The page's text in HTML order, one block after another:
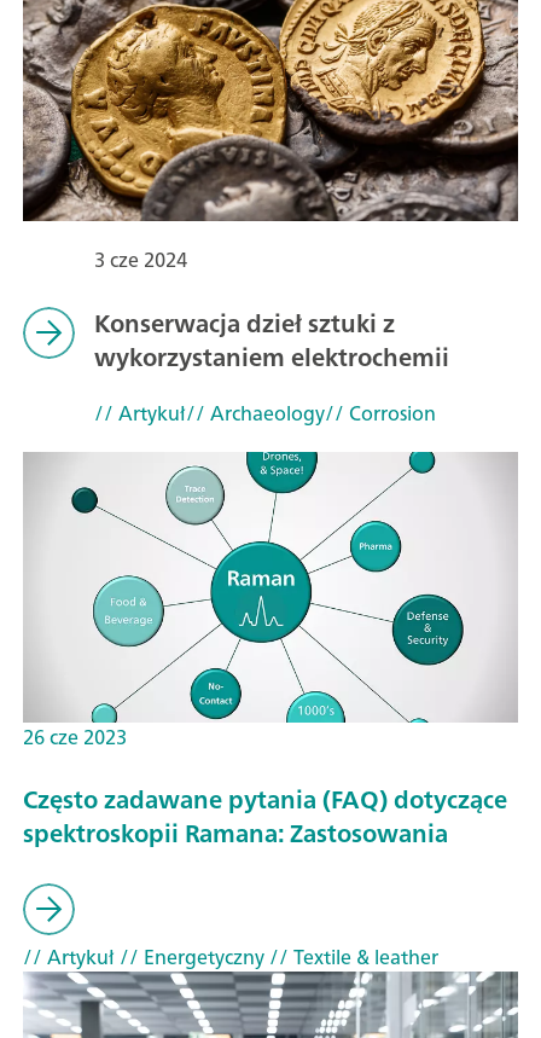
3 cze 2024
Konserwacja dzieł sztuki z
wykorzystaniem elektrochemii
// Artykuł// Archaeology// Corrosion
26 cze 2023
Często zadawane pytania (FAQ) dotyczące
spektroskopii Ramana: Zastosowania
// Artykuł// Energetyczny// Textile & leather